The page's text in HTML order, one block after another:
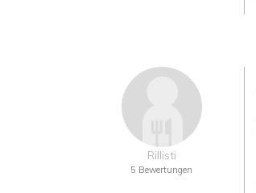
Rillisti
5 Bewertungen